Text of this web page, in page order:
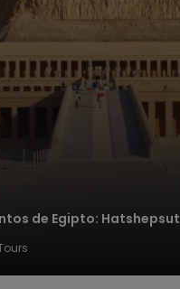
de Egipto: Hatshepsut